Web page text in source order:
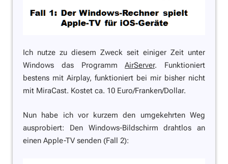
Ich nutze zu diesem Zweck seit einiger Zeit unter
Windows das ProgrammAirServer. Funktioniert
bestens mit Airplay, funktioniert bei mir bisher nicht
mit MiraCast. Kostet ca. 10 Euro/Franken/Dollar.
Nun habe ich vor kurzem den umgekehrten Weg
ausprobiert: Den Windows-Bildschirm drahtlos an
einen Apple-TV senden (Fall 2):